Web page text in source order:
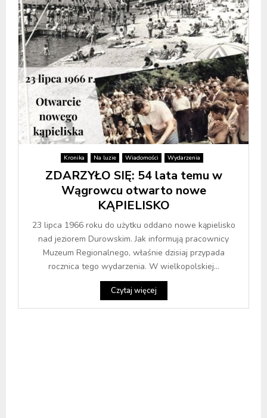
Kronika Na luzie Wiadomości Wydarzenia
ZDARZYŁO SIĘ: 54 lata temu w
Wągrowcu otwarto nowe
KĄPIELISKO
23 lipca 1966 roku do użytku oddano nowe kąpielisko
nad jeziorem Durowskim. Jak informują pracownicy
Muzeum Regionalnego, właśnie dzisiaj przypada
rocznica tego wydarzenia. W wielkopolskiej...
Czytaj więcej